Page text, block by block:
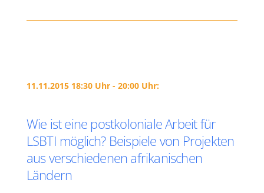
11.11.2015 18:30 Uhr - 20:00 Uhr:
Wie ist eine postkoloniale Arbeit für
LSBTI möglich? Beispiele von Projekten
aus verschiedenen afrikanischen
Ländern